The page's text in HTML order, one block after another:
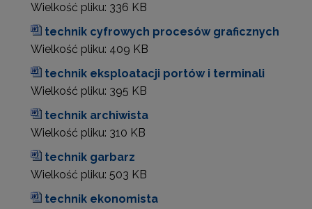
Wielkość pliku: 336 KB
technik cyfrowych procesów graficznych
Wielkość pliku: 409 KB
technik eksploatacji portów i terminali
Wielkość pliku: 395 KB
technik archiwista
Wielkość pliku: 310 KB
technik garbarz
Wielkość pliku: 503 KB
technik ekonomista